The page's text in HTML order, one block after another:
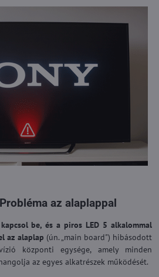
az alaplappal
be, és a piros LED 5 alkalommal
az alaplap (ún. „main board") hibásodott
központi egysége, amely minden
az egyes alkatrészek működését.